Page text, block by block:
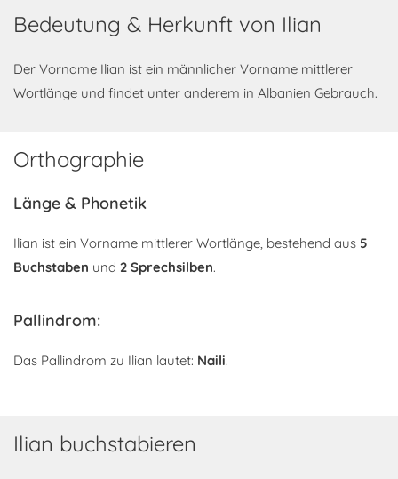
Bedeutung & Herkunft von Ilian
Der Vorname Ilian ist ein männlicher Vorname mittlerer
Wortlänge und findet unter anderem in Albanien Gebrauch.
Orthographie
Länge & Phonetik
Ilian ist ein Vorname mittlerer Wortlänge, bestehend aus 5
Buchstaben und 2 Sprechsilben.
Pallindrom:
Das Pallindrom zu Ilian lautet: Naili.
Ilian buchstabieren